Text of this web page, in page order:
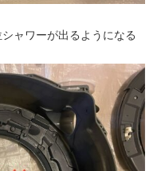
ャワーが出るようになる